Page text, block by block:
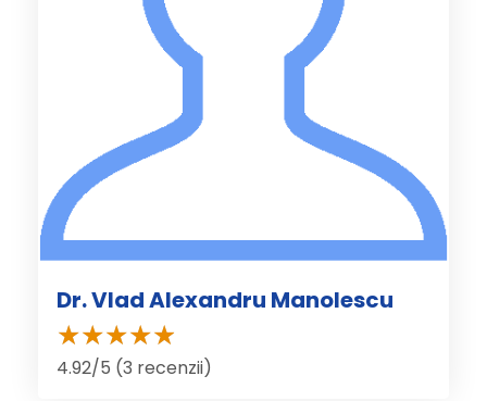
Dr. Vlad Alexandru Manolescu
4.92/5 (3 recenzii)